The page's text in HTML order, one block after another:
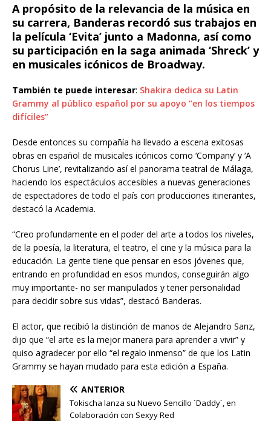
A propósito de la relevancia de la música en
su carrera, Banderas recordó sus trabajos en
la película ‘Evita’ junto a Madonna, así como
su participación en la saga animada ‘Shreck’ y
en musicales icónicos de Broadway.
También te puede interesar: Shakira dedica su Latin
Grammy al público español por su apoyo “en los tiempos
difíciles”
Desde entonces su compañía ha llevado a escena exitosas
obras en español de musicales icónicos como ‘Company’ y ‘A
Chorus Line’, revitalizando así el panorama teatral de Málaga,
haciendo los espectáculos accesibles a nuevas generaciones
de espectadores de todo el país con producciones itinerantes,
destacó la Academia.
“Creo profundamente en el poder del arte a todos los niveles,
de la poesía, la literatura, el teatro, el cine y la música para la
educación. La gente tiene que pensar en esos jóvenes que,
entrando en profundidad en esos mundos, conseguirán algo
muy importante- no ser manipulados y tener personalidad
para decidir sobre sus vidas”, destacó Banderas.
El actor, que recibió la distinción de manos de Alejandro Sanz,
dijo que “el arte es la mejor manera para aprender a vivir” y
quiso agradecer por ello “el regalo inmenso” de que los Latin
Grammy se hayan mudado para esta edición a España.
ANTERIOR
Tokischa lanza su Nuevo Sencillo ´Daddy´, en
Colaboración con Sexyy Red